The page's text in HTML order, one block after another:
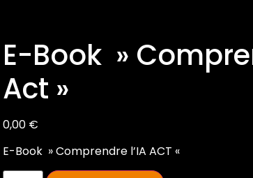
E-Book »
Act »
0,00 €
E-Book » Comprendre l’IA ACT «